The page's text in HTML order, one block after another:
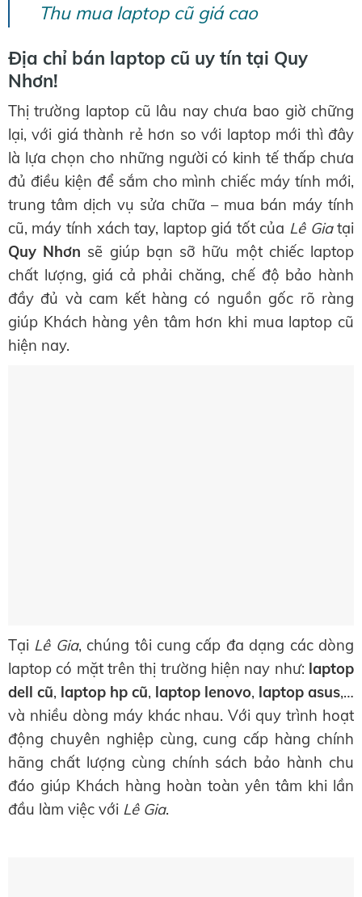
Thu mua laptop cũ giá cao
Địa chỉ bán laptop cũ uy tín tại Quy
Nhơn!
Thị trường laptop cũ lâu nay chưa bao giờ chững
lại, với giá thành rẻ hơn so với laptop mới thì đây
là lựa chọn cho những người có kinh tế thấp chưa
đủ điều kiện để sắm cho mình chiếc máy tính mới,
trung tâm dịch vụ sửa chữa – mua bán máy tính
cũ, máy tính xách tay, laptop giá tốt của Lê Giatại
Quy Nhơn sẽ giúp bạn sỡ hữu một chiếc laptop
chất lượng, giá cả phải chăng, chế độ bảo hành
đầy đủ và cam kết hàng có nguồn gốc rõ ràng
giúp Khách hàng yên tâm hơn khi mua laptop cũ
hiện nay.
Tại Lê Gia, chúng tôi cung cấp đa dạng các dòng
laptop có mặt trên thị trường hiện nay như: laptop
dell cũ, laptop hp cũ, laptop lenovo, laptop asus,…
và nhiều dòng máy khác nhau. Với quy trình hoạt
động chuyên nghiệp cùng, cung cấp hàng chính
hãng chất lượng cùng chính sách bảo hành chu
đáo giúp Khách hàng hoàn toàn yên tâm khi lần
đầu làm việc với Lê Gia.